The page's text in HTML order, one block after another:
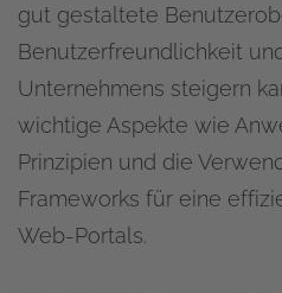
gut gestaltete
Benutzerfreundlichkeit
Unternehmens steigern
wichtige Aspekte wie
Prinzipien und die
Frameworks für eine
Web-Portals.